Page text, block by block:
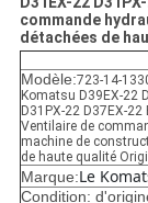
commande
détachées de
Modèle:723-14-
Komatsu D39EX-22
D31PX-22 D37EX-22
Ventilaire de
machine de
de haute qualité
Marque:Le
Condition: